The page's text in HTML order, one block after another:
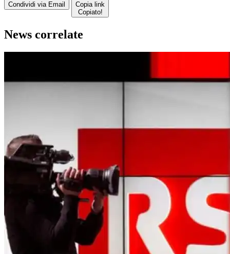
Condividi via Email
Copia link
Copiato!
News correlate